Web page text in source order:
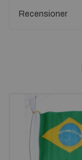
Recensioner